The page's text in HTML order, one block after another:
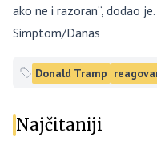
ako ne i razoran“, dodao je.
Simptom/Danas
Donald Tramp
Najčitaniji